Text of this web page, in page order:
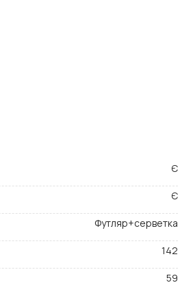
Є
Є
Футляр+серветка
142
59